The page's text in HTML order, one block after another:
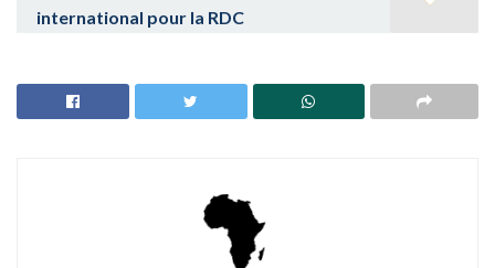
international pour la RDC